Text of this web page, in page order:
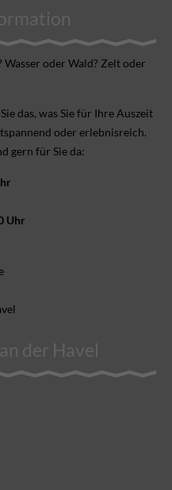
oder Wald? Zelt oder
das, was Sie für Ihre Aus­zeit
oder erlebnis­reich.
gern für Sie da:
Uhr
der Havel